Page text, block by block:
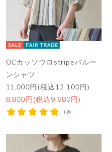
OCカッソウロstripeバルー
ンシャツ
11,000円(税込12,100円)
8,800円(税込9,680円)
1件